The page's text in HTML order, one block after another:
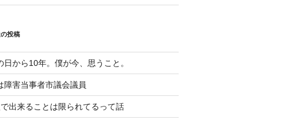
投稿
日から10年。僕が今、思うこと。
障害当事者市議会議員
出来ることは限られてるって話